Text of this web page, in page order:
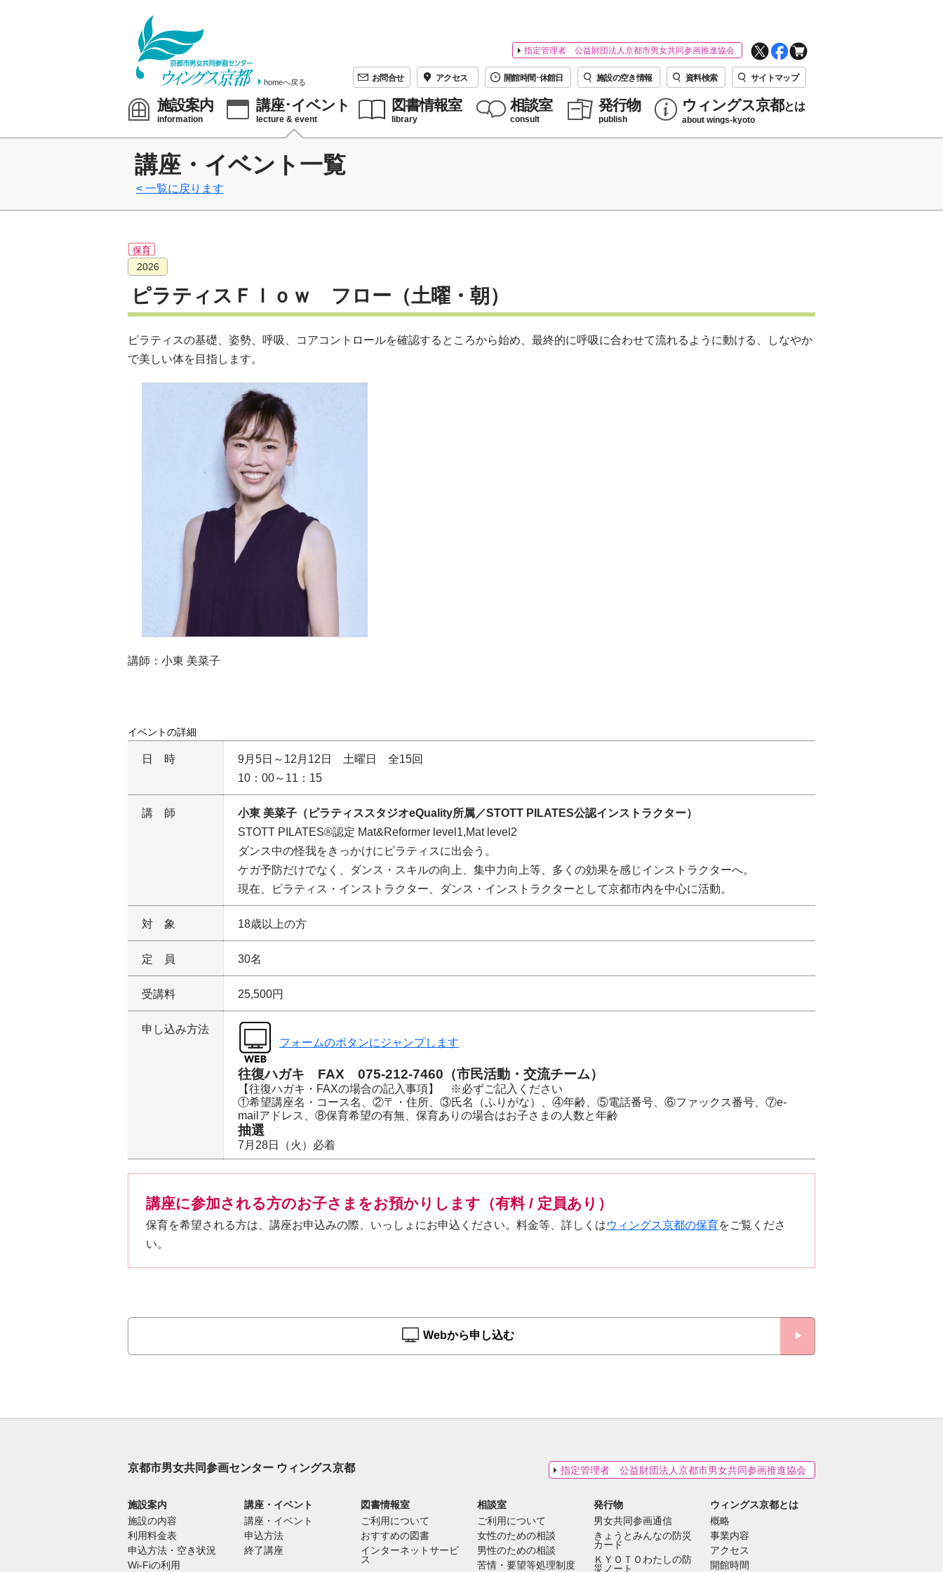
homeへ戻る
指定管理者 公益財団法人京都市男女共同参画推進協会
お問合せ アクセス 開館時間･休館日 施設の空き情報 資料検索 サイトマップ
施設案内
information
講座･イベント
lecture & event
図書情報室
library
相談室
consult
発行物
publish
ウィングス京都とは
about wings-kyoto
講座・イベント一覧
一覧に戻ります
保育
2026
ピラティスＦｌｏｗ フロー（土曜・朝）
ピラティスの基礎、姿勢、呼吸、コアコントロールを確認するところから始め、最終的に呼吸に合わせて流れるように動ける、しなやか
で美しい体を目指します。
講師：小東 美菜子
イベントの詳細
日時
9月5日～12月12日 土曜日 全15回
10：00～11：15
講師
小東 美菜子（ピラティススタジオeQuality所属／STOTT PILATES公認インストラクター）
STOTT PILATES®認定 Mat&Reformer level1,Mat level2
ダンス中の怪我をきっかけにピラティスに出会う。
ケガ予防だけでなく、ダンス・スキルの向上、集中力向上等、多くの効果を感じインストラクターへ。
現在、ピラティス・インストラクター、ダンス・インストラクターとして京都市内を中心に活動。
対象 18歳以上の方
定員 30名
受講料 25,500円
申し込み方法
フォームのボタンにジャンプします
往復ハガキ FAX 075-212-7460（市民活動・交流チーム）
【往復ハガキ・FAXの場合の記入事項】 ※必ずご記入ください
①希望講座名・コース名、②〒・住所、③氏名（ふりがな）、④年齢、⑤電話番号、⑥ファックス番号、⑦e-
mailアドレス、⑧保育希望の有無、保育ありの場合はお子さまの人数と年齢
抽選
7月28日（火）必着
講座に参加される方のお子さまをお預かりします（有料 / 定員あり）
保育を希望される方は、講座お申込みの際、いっしょにお申込ください。料金等、詳しくはウィングス京都の保育をご覧くださ
い。
Webから申し込む
京都市男女共同参画センター ウィングス京都 指定管理者 公益財団法人京都市男女共同参画推進協会
施設案内
施設の内容
利用料金表
申込方法・空き状況
Wi-Fiの利用
講座・イベント
講座・イベント
申込方法
終了講座
図書情報室
ご利用について
おすすめの図書
インターネットサービ
ス
相談室
ご利用について
女性のための相談
男性のための相談
苦情・要望等処理制度
発行物
男女共同参画通信
きょうとみんなの防災
カード
ＫＹＯＴＯわたしの防
災ノート
ウィングス京都とは
概略
事業内容
アクセス
開館時間